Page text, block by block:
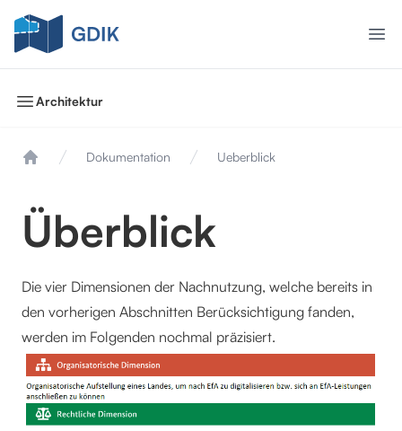
GDIK
Open sidebar
Architektur
Dokumentation Ueberblick
Überblick
Die vier Dimensionen der Nachnutzung, welche bereits in
den vorherigen Abschnitten Berücksichtigung fanden,
werden im Folgenden nochmal präzisiert.